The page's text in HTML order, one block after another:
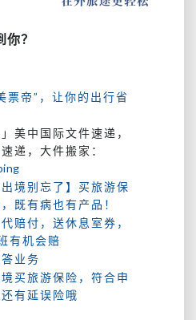
？
票帝”，让你的出行省
美中国际文件速递，
递，大件搬家：
出境别忘了】买旅游保
既有病也有产品！
赔付，送休息室券，
有机会赔
业务
买旅游保险，符合申
有延误险哦